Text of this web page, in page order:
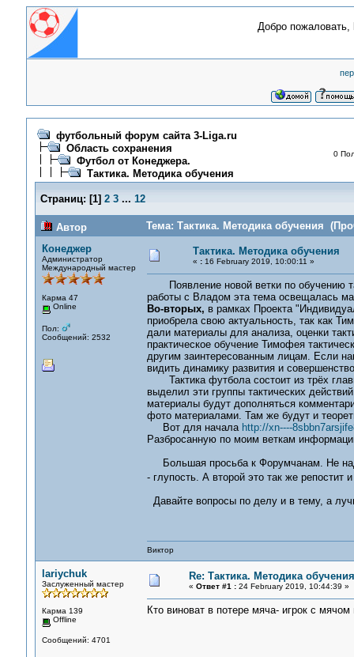
Добро пожаловать,
футбольный форум сайта 3-Liga.ru
Область сохранения
Футбол от Конеджера.
Тактика. Методика обучения
0
Страниц: [1] 2 3 ... 12
Автор
Тема: Тактика. Методика обучения
Конеджер
Администратор
Международный мастер
Карма 47
Online
Пол:
Сообщений: 2532
Тактика. Методика обучения
« :16 February 2019, 10:00:11 »
Появление новой ветки по обучению
работы с Владом эта тема освещалась
Во-вторых, в рамках Проекта
приобрела свою актуальность, так как
дали материалы для анализа, оценки
практическое обучение Тимофея
другим заинтересованным лицам. Если
видить динамику развития и
Тактика футбола состоит из трёх
выделил эти группы тактических
материалы будут дополняться
фото материалами. Там же будут и
Вот для начала http://xn----
Разбросанную по моим веткам
Большая просьба к Форумчанам. Не
- глупость. А второй это так же
Давайте вопросы по делу и в тему, а
Виктор
lariychuk
Заслуженный мастер
Карма 139
Offline
Сообщений: 4701
Re: Тактика. Методика обучения
« Ответ #1 :24 February 2019, 10:44:39 »
Кто виноват в потере мяча- игрок с мячом